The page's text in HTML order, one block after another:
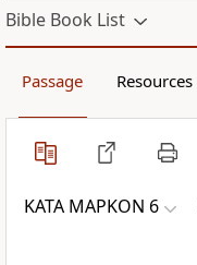
Bible Book List
Passage Resources
ΚΑΤΑ ΜΑΡΚΟΝ 6